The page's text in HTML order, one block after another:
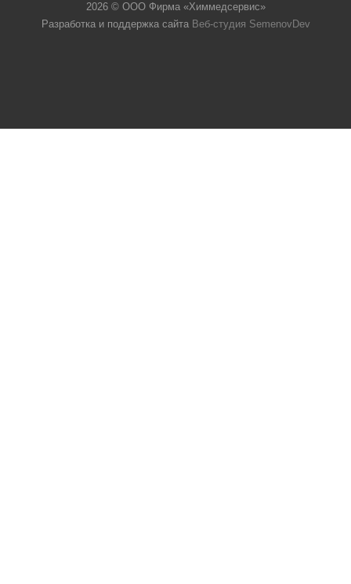
2026 © ООО Фирма «Химмедсервис»
Разработка и поддержка сайта Веб-студия SemenovDev